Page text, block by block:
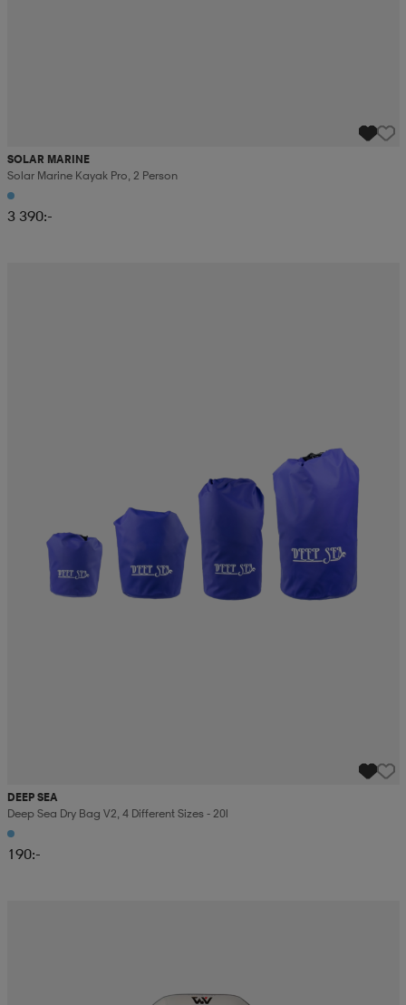
SOLAR MARINE
Solar Marine Kayak Pro, 2 Person
3 390:-
DEEP SEA
Deep Sea Dry Bag V2, 4 Different Sizes - 20l
190:-